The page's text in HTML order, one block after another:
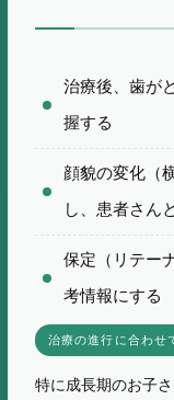
治療後、歯が
握する
顔貌の変化（
し、患者さん
保定（リテー
考情報にする
治療の進行に合わせ
特に成長期のお子